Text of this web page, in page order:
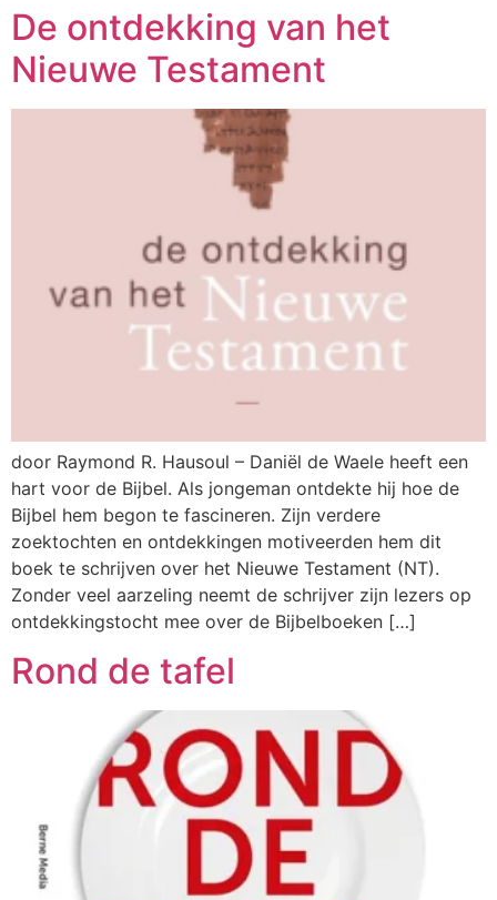
De ontdekking van het
Nieuwe Testament
door Raymond R. Hausoul – Daniël de Waele heeft een
hart voor de Bijbel. Als jongeman ontdekte hij hoe de
Bijbel hem begon te fascineren. Zijn verdere
zoektochten en ontdekkingen motiveerden hem dit
boek te schrijven over het Nieuwe Testament (NT).
Zonder veel aarzeling neemt de schrijver zijn lezers op
ontdekkingstocht mee over de Bijbelboeken […]
Rond de tafel